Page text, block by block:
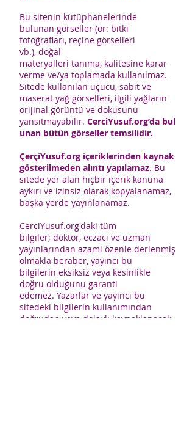
Bu sitenin kütüphanelerinde
bulunan görseller (ör: bitki
fotoğrafları, reçine görselleri
vb.), doğal
materyalleri tanıma, kalitesine karar
verme ve/ya toplamada kullanılmaz.
Sitede kullanılan uçucu, sabit ve
maserat yağ görselleri, ilgili yağların
orijinal görüntü ve dokusunu
yansıtmayabilir. CerciYusuf.org’da bul
unan bütün görseller temsilidir.
ÇerçiYusuf.org içeriklerinden kaynak
gösterilmeden alıntı yapılamaz. Bu
sitede yer alan hiçbir içerik kanuna
aykırı ve izinsiz olarak kopyalanamaz,
başka yerde yayınlanamaz.
CerciYusuf.org'daki tüm
bilgiler; doktor, eczacı ve uzman
yayınlarından azami özenle derlenmiş
olmakla beraber, yayıncı bu
bilgilerin eksiksiz veya kesinlikle
doğru olduğunu garanti
edemez. Yazarlar ve yayıncı bu
sitedeki bilgilerin kullanımından
doğrudan veya dolaylı kaynaklanacak